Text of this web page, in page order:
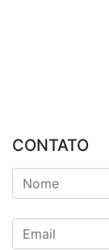
CONTATO